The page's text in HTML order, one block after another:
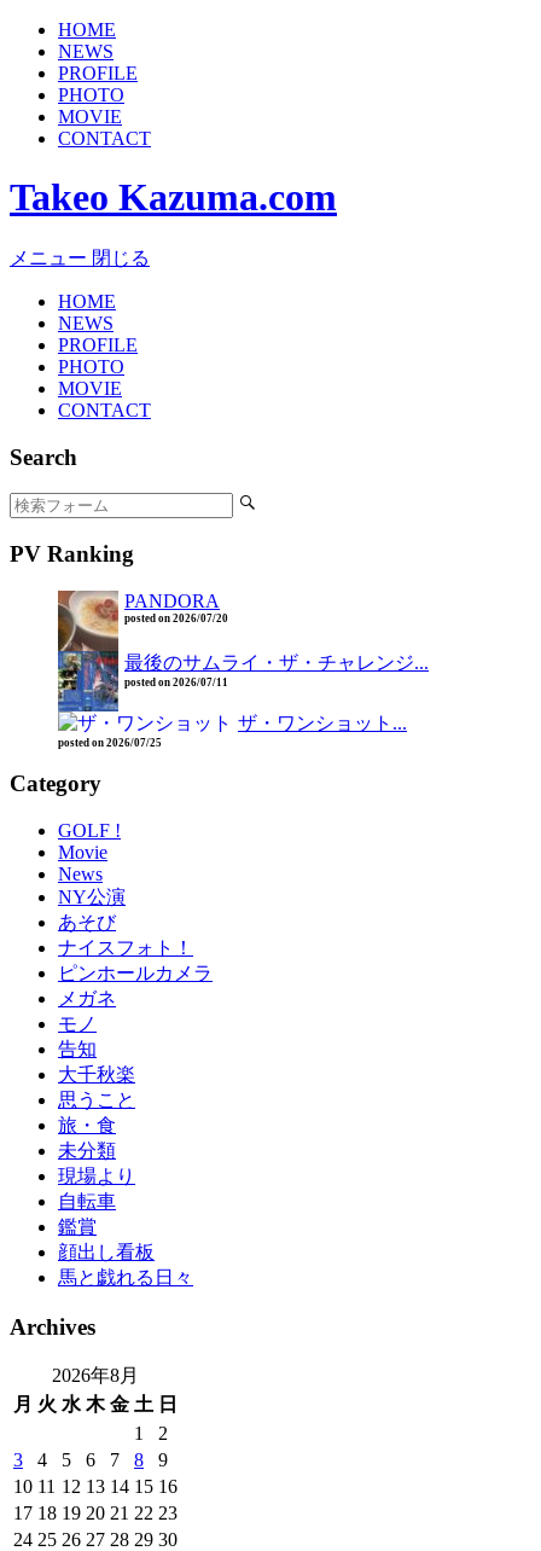
HOME
NEWS
PROFILE
PHOTO
MOVIE
CONTACT
Takeo Kazuma.com
メニュー 閉じる
HOME
NEWS
PROFILE
PHOTO
MOVIE
CONTACT
Search
PV Ranking
PANDORA
posted on 2026/07/20
最後のサムライ・ザ・チャレンジ...
posted on 2026/07/11
ザ・ワンショット...
posted on 2026/07/25
Category
GOLF !
Movie
News
NY公演
あそび
ナイスフォト！
ピンホールカメラ
メガネ
モノ
告知
大千秋楽
思うこと
旅・食
未分類
現場より
自転車
鑑賞
顔出し看板
馬と戯れる日々
Archives
2026年8月
月 火 水 木 金 土 日
1
2
3
4 5 6 7 8
9
10 11 12 13 14 15 16
17 18 19 20 21 22 23
24 25 26 27 28 29 30